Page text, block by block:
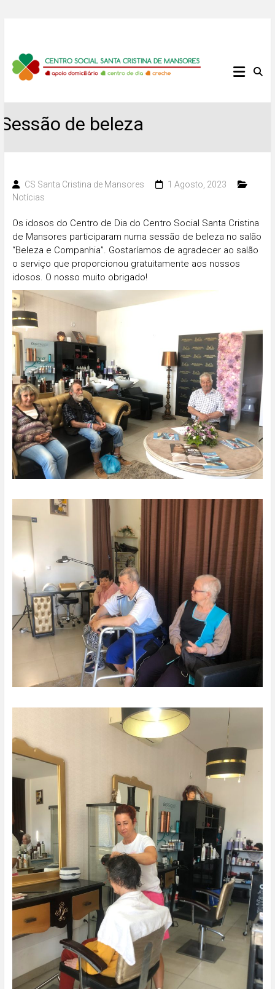
content
Centro
Santa
Cristina
de
Mansores
Sessão de beleza
CS Santa Cristina de Mansores
1 Agosto, 2023
Notícias
Os idosos do Centro de Dia do Centro Social Santa Cristina
de Mansores participaram numa sessão de beleza no salão
“Beleza e Companhia”. Gostaríamos de agradecer ao salão
o serviço que proporcionou gratuitamente aos nossos
idosos. O nosso muito obrigado!